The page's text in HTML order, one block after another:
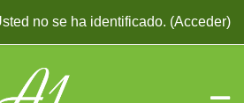
no se ha identificado. (Acceder)